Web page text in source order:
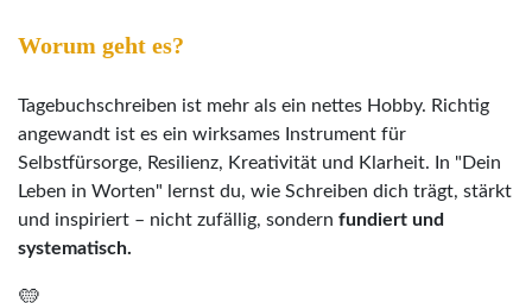
Worum geht es?
Tagebuchschreiben ist mehr als ein nettes Hobby. Richtig
angewandt ist es ein wirksames Instrument für
Selbstfürsorge, Resilienz, Kreativität und Klarheit. In "Dein
Leben in Worten" lernst du, wie Schreiben dich trägt, stärkt
und inspiriert – nicht zufällig, sondern fundiert und
systematisch.